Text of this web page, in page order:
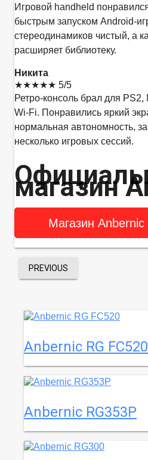
Игровой handheld
быстрым запуском Android-
стереодинамиков чистый, а
расширяет библиотеку.
Никита
★★★★★ 5/5
Ретро-консоль брал для
Wi‑Fi. Понравились яркий
нормальная автономность,
несколько игровых сессий.
магазин
Магазин
PREVIOUS
Anbernic RG FC520
Anbernic RG353P